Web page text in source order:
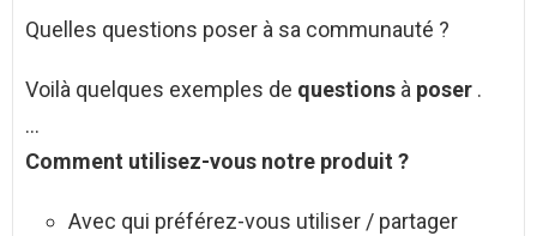
Quelles questions poser à sa communauté ?
Voilà quelques exemples de questions à poser .
…
Comment utilisez-vous notre produit ?
Avec qui préférez-vous utiliser / partager